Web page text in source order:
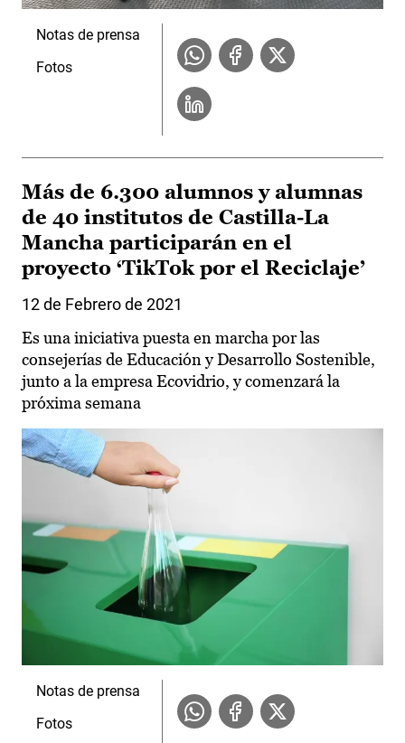
Notas de prensa
Fotos
Más de 6.300 alumnos y alumnas
de 40 institutos de Castilla-La
Mancha participarán en el
proyecto ‘TikTok por el Reciclaje’
12 de Febrero de 2021
Es una iniciativa puesta en marcha por las
consejerías de Educación y Desarrollo Sostenible,
junto a la empresa Ecovidrio, y comenzará la
próxima semana
Notas de prensa
Fotos